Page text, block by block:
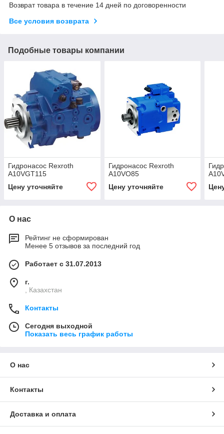
Возврат товара в течение 14 дней по договоренности
Все условия возврата
Подобные товары компании
Гидронасос Rexroth
A10VGT115
Цену уточняйте
Гидронасос Rexroth
A10VO85
Цену уточняйте
О нас
Рейтинг не сформирован
Менее 5 отзывов за последний год
Работает с 31.07.2013
г.
, Казахстан
Контакты
Сегодня выходной
Показать весь график работы
О нас
Контакты
Доставка и оплата